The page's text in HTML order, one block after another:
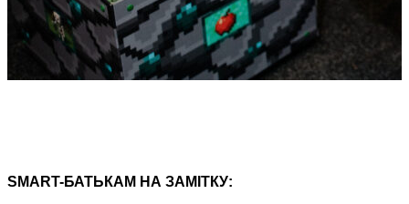
SMART-БАТЬКАМ НА ЗАМІТКУ: